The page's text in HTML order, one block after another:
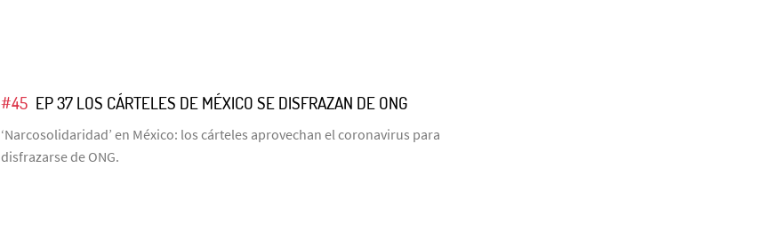
#45 EP 37 LOS CÁRTELES DE MÉXICO SE DISFRAZAN DE ONG
‘Narcosolidaridad’ en México: los cárteles aprovechan el coronavirus para
disfrazarse de ONG.